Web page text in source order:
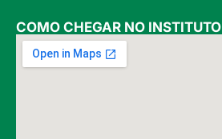
COMO CHEGAR NO INSTITUTO